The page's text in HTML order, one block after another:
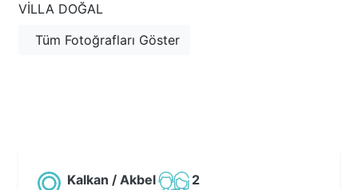
VILLA DOĞAL
Tüm Fotoğrafları Göster
Kalkan / Akbel
2